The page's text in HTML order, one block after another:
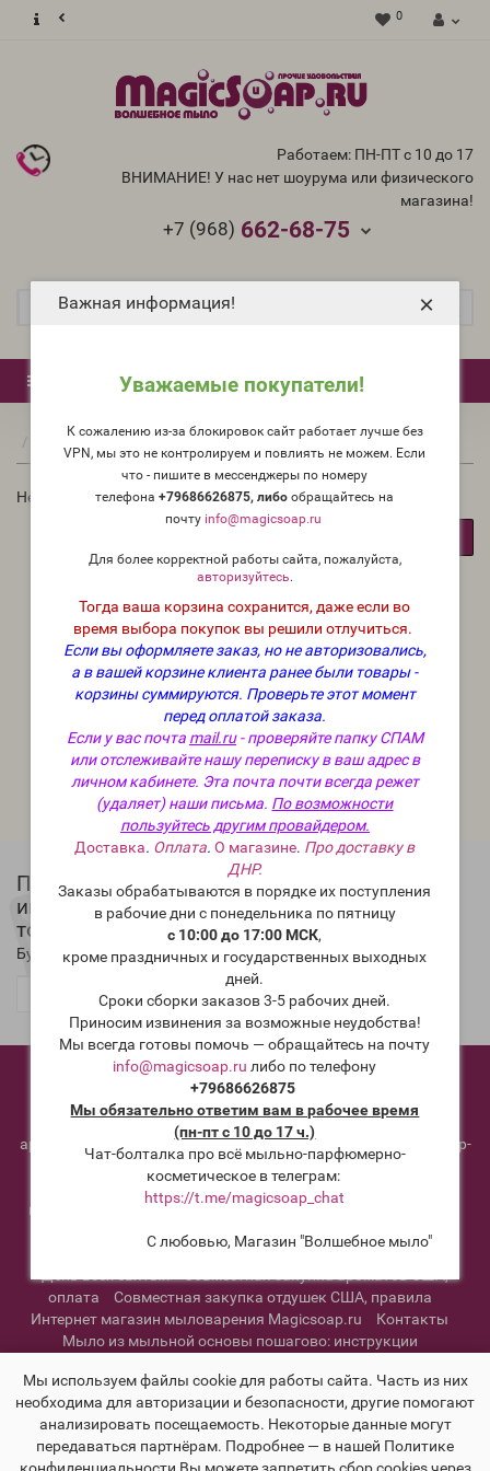
Важная информация!
Уважаемые покупатели!
К сожалению из-за блокировок сайт работает лучше без
VPN, мы это не контролируем и повлиять не можем. Если
что - пишите в мессенджеры по номеру
телефона+79686626875, либообращайтесь на
почту info@magicsoap.ru
Для более корректной работы сайта, пожалуйста,
авторизуйтесь.
Тогда ваша корзина сохранится, даже если во
время выбора покупок вы решили отлучиться.
Если вы оформляете заказ, но не авторизовались,
а в вашей корзине клиента ранее были товары -
корзины суммируются. Проверьте этот момент
перед оплатой заказа.
Если у вас почта mail.ru- проверяйте папку СПАМ
или отслеживайте нашу переписку в ваш адрес в
личном кабинете. Эта почта почти всегда режет
(удаляет) наши письма. По возможности
пользуйтесь другим провайдером.
Доставка. Оплата.О магазине. Про доставку в
ДНР.
Заказы обрабатываются в порядке их поступления
в рабочие дни с понедельника по пятницу
с 10:00 до 17:00 МСК,
кроме праздничных и государственных выходных
дней.
Сроки сборки заказов 3-5 рабочих дней.
Приносим извинения за возможные неудобства!
Мы всегда готовы помочь — обращайтесь на почту
info@magicsoap.ru либо по телефону
+79686626875
Мы обязательно ответим вам в рабочее время
(пн-пт с 10 до 17 ч.)
Чат-болталка про всё мыльно-парфюмерно-
косметическое в телеграм:
https://t.me/magicsoap_chat
С любовью, Магазин "Волшебное мыло"
×
0
Работаем: ПН-ПТ с 10 до 17
ВНИМАНИЕ! У нас нет шоурума или физического
магазина!
+7 (968) 662-68-75
Каталог
Германия
Нет товаров
Подписка на новости магазина,
информирование о новых товарах, реклама
товаров или услуг магазина
Будьте в курсе новых акций и спецпредложений!
Подписаться
12 осенних смесей эфирных масел для вашего дома и
20 дел для, которые должен сделать мыловар
перед новым годом
25+ хюгге смесей эфирных масел для
ароматизации вашего дома
Возврат товара
Живой мастер-
класс по мылу с нуля - обучение.
Калькулятор щелочи -
калькулятор для мыла с нуля
Мыло с нуля пошагово:
инструкции
Отзывы о работе магазина Волшебное мыло
Отметка об оплате совместной закупки
Предложения по
совместной закупке отдушек США.
оплата
Совместная закупка отдушек США, правила
Интернет магазин мыловарения Magicsoap.ru
Контакты
Мыло из мыльной основы пошагово: инструкции
пользовательское соглашение
Мы используем файлы cookie для работы сайта. Часть из них
необходима для авторизации и безопасности, другие помогают
анализировать посещаемость. Некоторые данные могут
передаваться партнёрам. Подробнее — в нашей Политике